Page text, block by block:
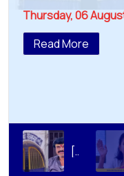
Thursday, 06
Read More
[Loksatta]संतोष देशमुख हत्या प्रकरण : वाल्मिक कराडची रवानगी नागपूर कारागृहात करण्याची सुप्रिया सुळेंची मागणी